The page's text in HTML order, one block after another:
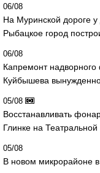
06/08
На Муринской дороге у
Рыбацкое город
06/08
Капремонт
Куйбышева
05/08
Восстанавливать
Глинке на
05/08
В новом микрорайоне